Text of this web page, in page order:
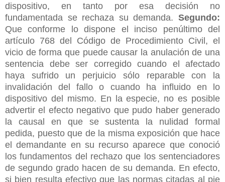
dispositivo, en tanto por esa decisión no
fundamentada se rechaza su demanda. Segundo:
Que conforme lo dispone el inciso penúltimo del
artículo 768 del Código de Procedimiento Civil, el
vicio de forma que puede causar la anulación de una
sentencia debe ser corregido cuando el afectado
haya sufrido un perjuicio sólo reparable con la
invalidación del fallo o cuando ha influido en lo
dispositivo del mismo. En la especie, no es posible
advertir el efecto negativo que pudo haber generado
la causal en que se sustenta la nulidad formal
pedida, puesto que de la misma exposición que hace
el demandante en su recurso aparece que conoció
los fundamentos del rechazo que los sentenciadores
de segundo grado hacen de su demanda. En efecto,
si bien resulta efectivo que las normas citadas al pie